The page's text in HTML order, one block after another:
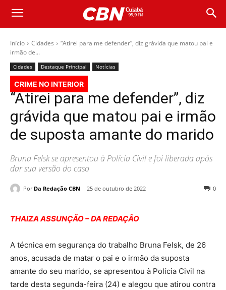
Início Cidades
“Atirei para me defender”, diz grávida que matou pai e
irmão de...
Cidades Destaque Principal Notícias
CRIME NO INTERIOR
“Atirei para me defender”, diz
grávida que matou pai e irmão
de suposta amante do marido
Bruna Felsk se apresentou à Polícia Civil e foi liberada após
dar sua versão do caso
Por Da Redação CBN 25 de outubro de 2022 0
THAIZA ASSUNÇÃO – DA REDAÇÃO
A técnica em segurança do trabalho Bruna Felsk, de 26
anos, acusada de matar o pai e o irmão da suposta
amante do seu marido, se apresentou à Polícia Civil na
tarde desta segunda-feira (24) e alegou que atirou contra